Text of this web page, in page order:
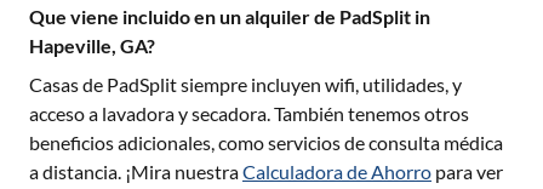
Que viene incluido en un alquiler de PadSplit in
Hapeville, GA?
Casas de PadSplit siempre incluyen wifi, utilidades, y
acceso a lavadora y secadora. También tenemos otros
beneficios adicionales, como servicios de consulta médica
a distancia. ¡Mira nuestraCalculadora de Ahorro para ver